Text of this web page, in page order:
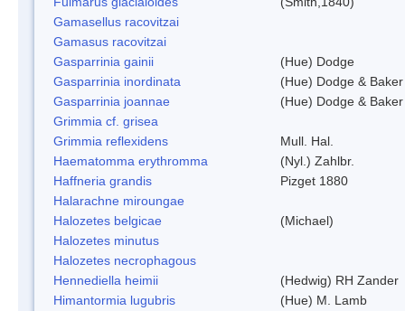
Gamasellus racovitzai
Gamasus racovitzai
Gasparrinia gainii
(Hue) Dodge
Gasparrinia inordinata
(Hue) Dodge & Baker
Gasparrinia joannae
(Hue) Dodge & Baker
Grimmia cf. grisea
Grimmia reflexidens
Mull. Hal.
Haematomma erythromma
(Nyl.) Zahlbr.
Haffneria grandis
Pizget 1880
Halarachne miroungae
Halozetes belgicae
(Michael)
Halozetes minutus
Halozetes necrophagous
Hennediella heimii
(Hedwig) RH Zander
Himantormia lugubris
(Hue) M. Lamb